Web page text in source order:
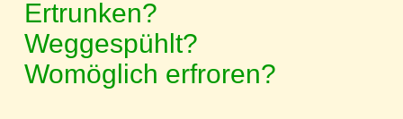
Ertrunken?
Weggespühlt?
Womöglich erfroren?